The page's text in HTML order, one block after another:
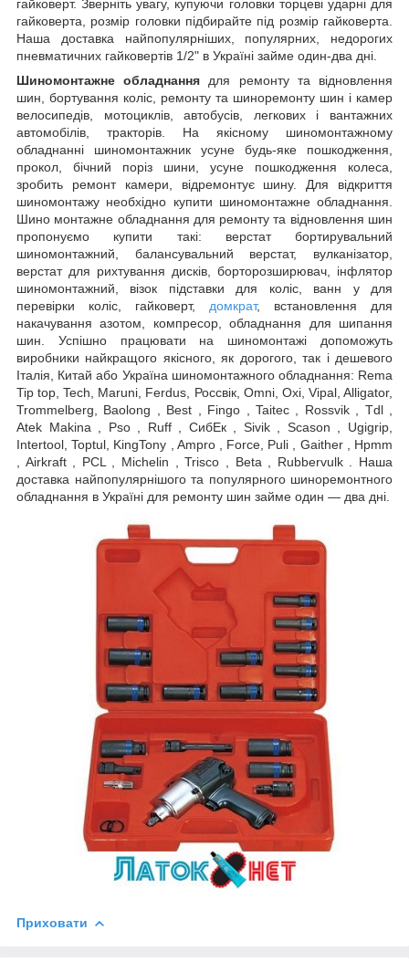
гайковерт. Зверніть увагу, купуючи головки торцеві ударні для
гайковерта, розмір головки підбирайте під розмір гайковерта.
Наша доставка найпопулярніших, популярних, недорогих
пневматичних гайковертів 1/2" в Україні займе один-два дні.
Шиномонтажне обладнання для ремонту та відновлення
шин, бортування коліс, ремонту та шиноремонту шин і камер
велосипедів, мотоциклів, автобусів, легкових і вантажних
автомобілів, тракторів. На якісному шиномонтажному
обладнанні шиномонтажник усуне будь-яке пошкодження,
прокол, бічний поріз шини, усуне пошкодження колеса,
зробить ремонт камери, відремонтує шину. Для відкриття
шиномонтажу необхідно купити шиномонтажне обладнання.
Шино монтажне обладнання для ремонту та відновлення шин
пропонуємо купити такі: верстат бортирувальний
шиномонтажний, балансувальний верстат, вулканізатор,
верстат для рихтування дисків, борторозширювач, інфлятор
шиномонтажний, візок підставки для коліс, ванн у для
перевірки коліс, гайковерт, домкрат, встановлення для
накачування азотом, компресор, обладнання для шипання
шин. Успішно працювати на шиномонтажі допоможуть
виробники найкращого якісного, як дорогого, так і дешевого
Італія, Китай або Україна шиномонтажного обладнання: Rema
Tip top, Tech, Maruni, Ferdus, Россвік, Omni, Oxi, Vipal, Alligator,
Trommelberg, Baolong , Best , Fingo , Taitec , Rossvik , Tdl ,
Atek Makina , Pso , Ruff , СибЕк , Sivik , Scason , Ugigrip,
Intertool, Toptul, KingTony , Ampro , Force, Puli , Gaither , Hpmm
, Airkraft , PCL , Michelin , Trisco , Beta , Rubbervulk . Наша
доставка найпопулярнішого та популярного шиноремонтного
обладнання в Україні для ремонту шин займе один — два дні.
Приховати